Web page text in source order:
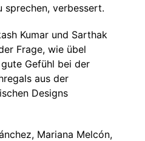
sprechen, verbessert.
Kumar und Sarthak
Frage, wie übel
Gefühl bei der
aus der
Designs
Mariana Melcón,